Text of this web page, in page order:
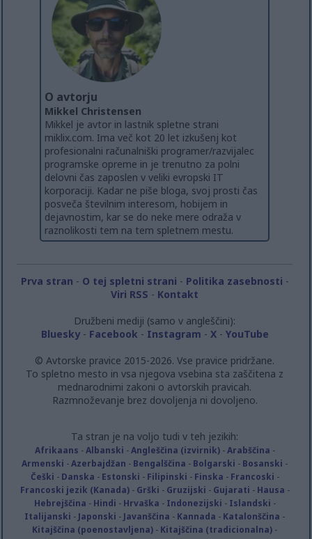
O avtorju
Mikkel Christensen
Mikkel je avtor in lastnik spletne strani
miklix.com. Ima več kot 20 let izkušenj kot
profesionalni računalniški programer/razvijalec
programske opreme in je trenutno za polni
delovni čas zaposlen v veliki evropski IT
korporaciji. Kadar ne piše bloga, svoj prosti čas
posveča številnim interesom, hobijem in
dejavnostim, kar se do neke mere odraža v
raznolikosti tem na tem spletnem mestu.
Prva stran - O tej spletni strani - Politika zasebnosti -
Viri RSS - Kontakt
Družbeni mediji (samo v angleščini):
Bluesky- Facebook - Instagram - X- YouTube
© Avtorske pravice 2015-2026. Vse pravice pridržane.
To spletno mesto in vsa njegova vsebina sta zaščitena z
mednarodnimi zakoni o avtorskih pravicah.
Razmnoževanje brez dovoljenja ni dovoljeno.
Ta stran je na voljo tudi v teh jezikih:
Afrikaans -Albanski -Angleščina (izvirnik)-Arabščina -
Armenski -Azerbajdžan - Bengalščina - Bolgarski - Bosanski -
Češki - Danska - Estonski - Filipinski - Finska - Francoski -
Francoski jezik (Kanada)- Grški - Gruzijski - Gujarati - Hausa -
Hebrejščina - Hindi - Hrvaška - Indonezijski - Islandski -
Italijanski - Japonski - Javanščina - Kannada - Katalonščina -
Kitajščina (poenostavljena) - Kitajščina (tradicionalna) -